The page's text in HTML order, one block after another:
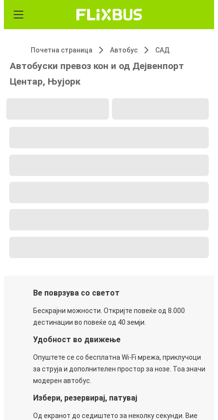
Почетна страница Автобус САД
Автобуски превоз кон и од Дејвенпорт
Центар, Њујорк
Ве поврзува со светот
Бескрајни можности. Откријте повеќе од 8.000
дестинации во повеќе од 40 земји.
Удобност во движење
Опуштете се со бесплатна Wi-Fi мрежа, приклучоци
за струја и дополнителен простор за нозе. Тоа значи
модерен автобус.
Избери, резервирај, патувај
Од екранот до седиштето за неколку секунди. Вие